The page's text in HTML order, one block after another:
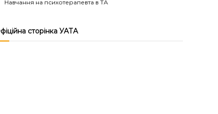
Навчання на психотерапевта в ТА
сторінка УАТА